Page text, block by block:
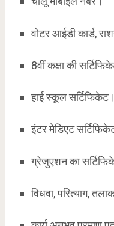
वोटर आईडी कार्ड,
8वीं कक्षा की
हाई स्कूल सर्टिफिकेट।
इंटर मेडिएट
ग्रेजुएशन का
विधवा, परित्याग,